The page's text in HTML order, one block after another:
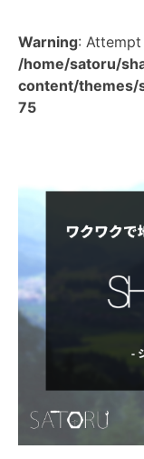
Warning:
/home/satoru/
content/themes/
75